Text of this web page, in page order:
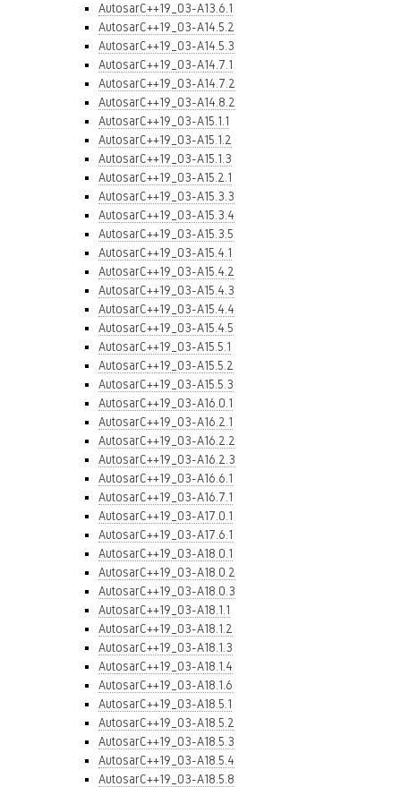
AutosarC++19_03-A13.6.1
AutosarC++19_03-A14.5.2
AutosarC++19_03-A14.5.3
AutosarC++19_03-A14.7.1
AutosarC++19_03-A14.7.2
AutosarC++19_03-A14.8.2
AutosarC++19_03-A15.1.1
AutosarC++19_03-A15.1.2
AutosarC++19_03-A15.1.3
AutosarC++19_03-A15.2.1
AutosarC++19_03-A15.3.3
AutosarC++19_03-A15.3.4
AutosarC++19_03-A15.3.5
AutosarC++19_03-A15.4.1
AutosarC++19_03-A15.4.2
AutosarC++19_03-A15.4.3
AutosarC++19_03-A15.4.4
AutosarC++19_03-A15.4.5
AutosarC++19_03-A15.5.1
AutosarC++19_03-A15.5.2
AutosarC++19_03-A15.5.3
AutosarC++19_03-A16.0.1
AutosarC++19_03-A16.2.1
AutosarC++19_03-A16.2.2
AutosarC++19_03-A16.2.3
AutosarC++19_03-A16.6.1
AutosarC++19_03-A16.7.1
AutosarC++19_03-A17.0.1
AutosarC++19_03-A17.6.1
AutosarC++19_03-A18.0.1
AutosarC++19_03-A18.0.2
AutosarC++19_03-A18.0.3
AutosarC++19_03-A18.1.1
AutosarC++19_03-A18.1.2
AutosarC++19_03-A18.1.3
AutosarC++19_03-A18.1.4
AutosarC++19_03-A18.1.6
AutosarC++19_03-A18.5.1
AutosarC++19_03-A18.5.2
AutosarC++19_03-A18.5.3
AutosarC++19_03-A18.5.4
AutosarC++19_03-A18.5.8